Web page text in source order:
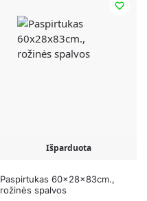
Išparduota
Paspirtukas 60x28x83cm.,
rožinės spalvos